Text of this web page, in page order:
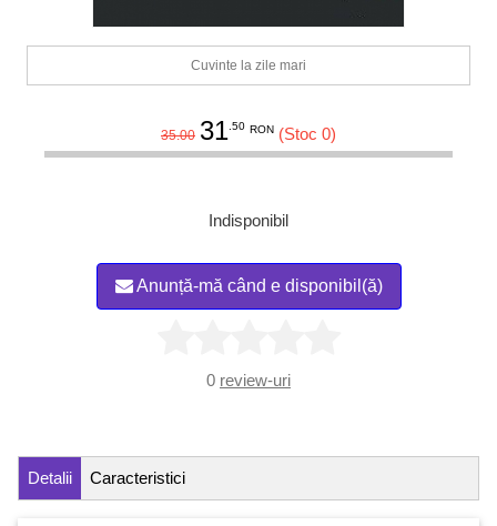
Cuvinte la zile mari
35.00 31.50 RON (Stoc 0)
Indisponibil
Anunță-mă când e disponibil(ă)
0 review-uri
Detalii Caracteristici